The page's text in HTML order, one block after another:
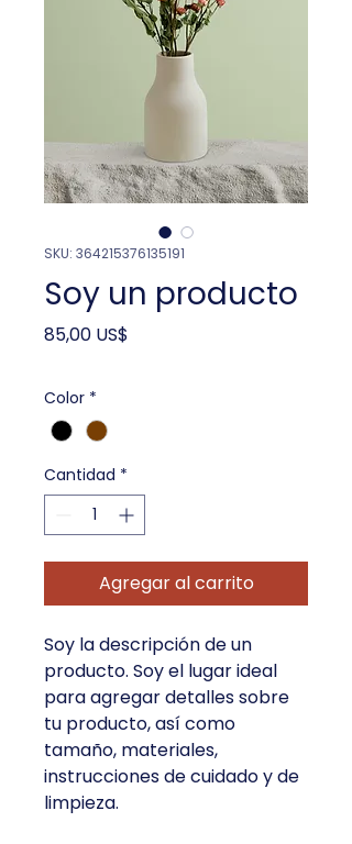
SKU: 364215376135191
Soy un producto
85,00 US$
Color *
Cantidad *
Agregar al carrito
Soy la descripción de un
producto. Soy el lugar ideal
para agregar detalles sobre
tu producto, así como
tamaño, materiales,
instrucciones de cuidado y de
limpieza.